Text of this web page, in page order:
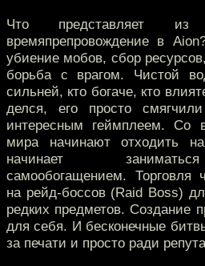
Что представляет из
времяпрепровождение в
убиение мобов, сбор
борьба с врагом. Чистой
сильней, кто богаче, кто
делся, его просто
интересным геймплеем. Со
мира начинают отходить
начинает
самообогащением. Торговля
на рейд-боссов (Raid Boss)
редких предметов. Создание
для себя. И бесконечные
за печати и просто ради